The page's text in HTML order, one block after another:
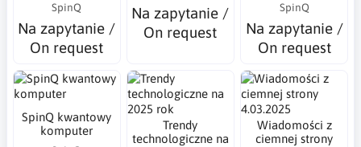
SpinQ
Na zapytanie /
On request
Na zapytanie /
On request
SpinQ
Na zapytanie /
On request
SpinQ kwantowy
komputer
Trendy
technologiczne na
Wiadomości z
ciemnej strony